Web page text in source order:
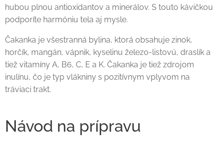
hubou plnou antioxidantov a minerálov. S touto kávičkou
podporíte harmóniu tela aj mysle.
Čakanka je všestranná bylina, ktorá obsahuje zinok,
horčík, mangán, vápnik, kyselinu železo-listovú, draslík a
tiež vitamíny A, B6, C, E a K. Čakanka je tiež zdrojom
inulínu, čo je typ vlákniny s pozitívnym vplyvom na
tráviaci trakt.
Návod na prípravu